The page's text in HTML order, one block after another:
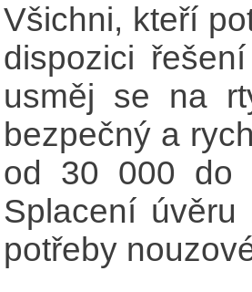
Všichni, kteří
dispozici
usměj se na
bezpečný a
od 30 000 do
Splacení
potřeby